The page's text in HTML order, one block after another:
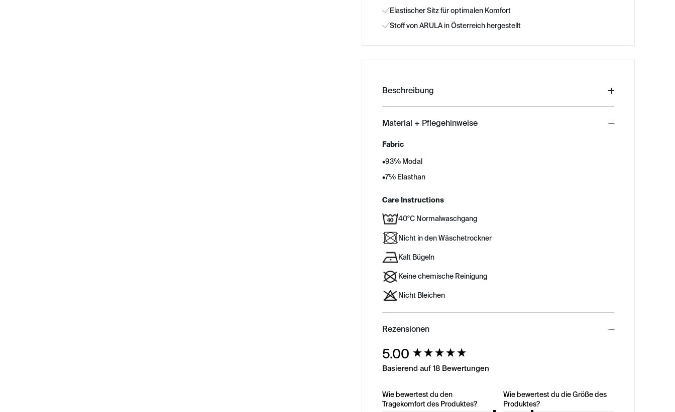
Elastischer Sitz für optimalen Komfort
Stoff von ARULA in Österreich hergestellt
Beschreibung
Material + Pflegehinweise
Fabric
•93% Modal
•7% Elasthan
Care Instructions
40°C Normalwaschgang
Nicht in den Wäschetrockner
Kalt Bügeln
Keine chemische Reinigung
Nicht Bleichen
Rezensionen
5.00
Basierend auf 18 Bewertungen
Wie bewertest du den
Tragekomfort des Produktes?
Wie bewertest du die Größe des
Produktes?
New content loaded